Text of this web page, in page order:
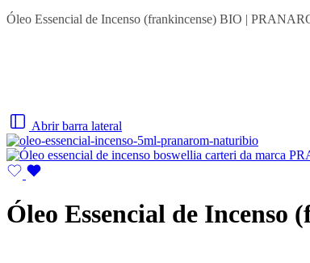
Óleo Essencial de Incenso (frankincense) BIO |
Abrir barra lateral
Óleo Essencial de